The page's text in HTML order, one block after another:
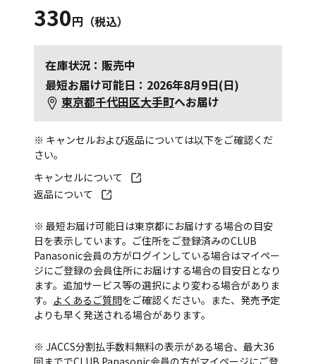
330円（税込）
在庫状況：販売中
最短お届け可能日：2026年8月9日(日)
東京都千代田区大手町へお届け
※ キャンセルおよび返品については以下をご確認くだ
さい。
キャンセルについて
返品について
※ 最短お届け可能日は東京都にお届けする場合の目安
日を表示しています。ご住所をご登録済みのCLUB
Panasonic会員の方がログインしている場合はマイペー
ジにご登録の会員住所にお届けする場合の目安日となり
ます。追加サービス等の選択により変わる場合がありま
す。 よくあるご質問をご確認ください。また、発売予定
よりも早く発送される場合があります。
※ JACCS分割払手数料無料の表示がある場合、最大36
回まででCLUB Panasonic会員の方がマイページにご登